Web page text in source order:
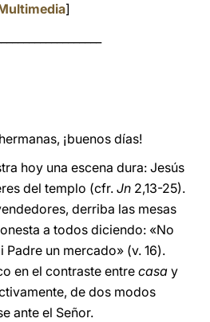
]
¡buenos días!
hoy una escena dura: Jesús
del templo (cfr. Jn 2,13-25).
derriba las mesas
a todos diciendo: «No
Padre un mercado» (v. 16).
en el contraste entre casa y
de dos modos
ante el Señor.